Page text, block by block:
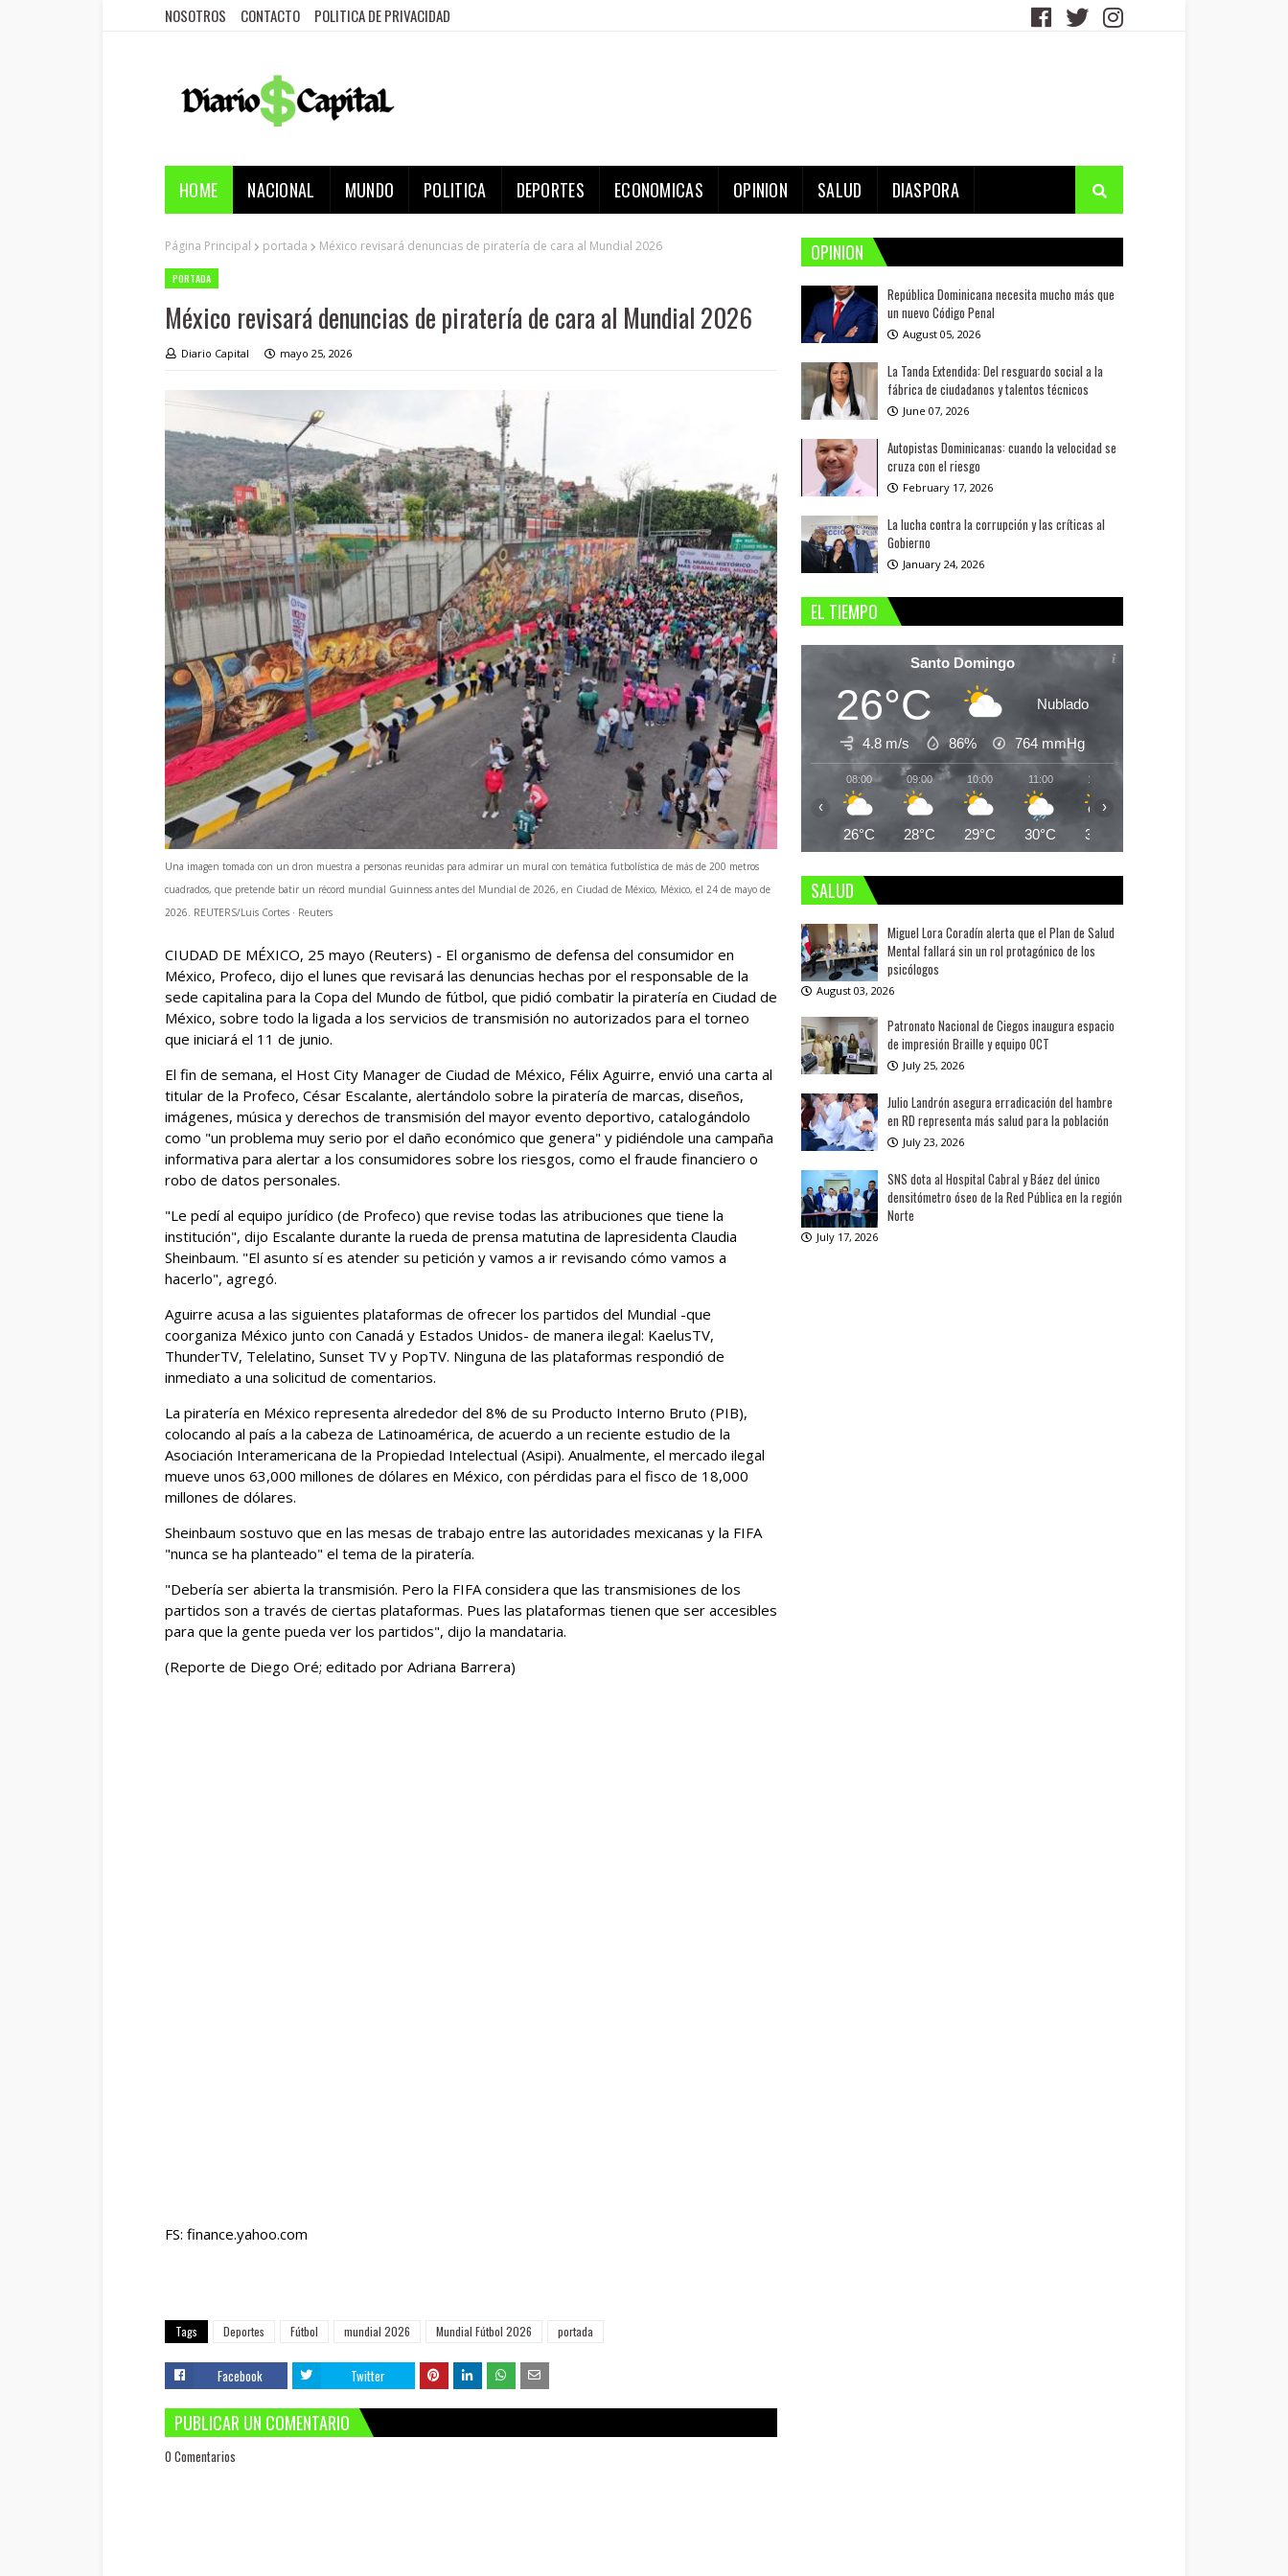
NOSOTROS CONTACTO POLITICA DE PRIVACIDAD
HOME NACIONAL MUNDO POLITICA DEPORTES ECONOMICAS OPINION SALUD DIASPORA
Página Principal portada México revisará denuncias de piratería de cara al Mundial 2026
PORTADA
México revisará denuncias de piratería de cara al Mundial 2026
Diario Capital mayo 25, 2026
Una imagen tomada con un dron muestra a personas reunidas para admirar un mural con temática futbolística de más de 200 metros
cuadrados, que pretende batir un récord mundial Guinness antes del Mundial de 2026, en Ciudad de México, México, el 24 de mayo de
2026. REUTERS/Luis Cortes · Reuters
CIUDAD DE MÉXICO, 25 mayo (Reuters) - El organismo de defensa del consumidor en
México, Profeco, dijo el lunes que revisará las denuncias hechas por el ‌responsable de la
sede capitalina para la Copa del Mundo de fútbol, que ‌pidió combatir la piratería en Ciudad de
México, sobre todo la ligada a los servicios de transmisión no ​autorizados para el torneo
que iniciará el 11 de junio.
El fin de semana, el Host City Manager de Ciudad de México, Félix Aguirre, envió una carta al
titular de la Profeco, César Escalante, alertándolo sobre la piratería de marcas, diseños,
imágenes, música y derechos de transmisión ‌del mayor evento deportivo, catalogándolo
⁠como "un problema muy serio por el daño económico que genera" y pidiéndole una campaña
informativa para alertar a los consumidores sobre los riesgos, ⁠como el fraude financiero o
robo de datos personales.
"Le pedí al equipo jurídico (de Profeco) que revise todas las atribuciones que tiene la
institución", dijo Escalante durante la rueda de prensa matutina de ​la ​presidenta Claudia
Sheinbaum. "El asunto sí es atender su ​petición y vamos a ir revisando ‌cómo vamos a
hacerlo", agregó.
Aguirre acusa a las siguientes plataformas de ofrecer los partidos del Mundial -que
coorganiza México junto con Canadá y Estados Unidos- de manera ilegal: KaelusTV,
ThunderTV, Telelatino, Sunset TV y PopTV. Ninguna de las plataformas respondió de
inmediato a una solicitud de comentarios.
La piratería en México representa alrededor del 8% de su Producto Interno Bruto (PIB),
colocando ‌al país a la cabeza de Latinoamérica, de acuerdo ​a un reciente estudio de la
Asociación Interamericana ​de la Propiedad Intelectual (Asipi). Anualmente, el mercado ​ilegal
mueve unos 63,000 millones de dólares en México, con pérdidas ‌para el fisco de 18,000
millones de ​dólares.
Sheinbaum sostuvo que en ​las mesas de trabajo entre las autoridades mexicanas y la FIFA
"nunca se ha planteado" el tema de la piratería.
"Debería ser abierta la transmisión. Pero la FIFA considera ​que las transmisiones de ‌los
partidos son a través de ciertas plataformas. Pues las plataformas tienen que ​ser accesibles
para que la gente pueda ver los partidos", dijo la mandataria.
(Reporte ​de Diego Oré; editado por Adriana Barrera)
FS: finance.yahoo.com
Tags Deportes Fútbol mundial 2026 Mundial Fútbol 2026 portada
Facebook Twitter
PUBLICAR UN COMENTARIO
0 Comentarios
OPINION
República Dominicana necesita mucho más que
un nuevo Código Penal
August 05, 2026
La Tanda Extendida: Del resguardo social a la
fábrica de ciudadanos y talentos técnicos
June 07, 2026
Autopistas Dominicanas: cuando la velocidad se
cruza con el riesgo
February 17, 2026
La lucha contra la corrupción y las críticas al
Gobierno
January 24, 2026
EL TIEMPO
Santo Domingo
26°C Nublado
4.8 m/s 86% 764 mmHg
08:00
26°C
09:00
28°C
10:00
29°C
11:00
30°C
12:00
31°C
‹ ›
SALUD
Miguel Lora Coradín alerta que el Plan de Salud
Mental fallará sin un rol protagónico de los
psicólogos
August 03, 2026
Patronato Nacional de Ciegos inaugura espacio
de impresión Braille y equipo OCT
July 25, 2026
Julio Landrón asegura erradicación del hambre
en RD representa más salud para la población
July 23, 2026
SNS dota al Hospital Cabral y Báez del único
densitómetro óseo de la Red Pública en la región
Norte
July 17, 2026